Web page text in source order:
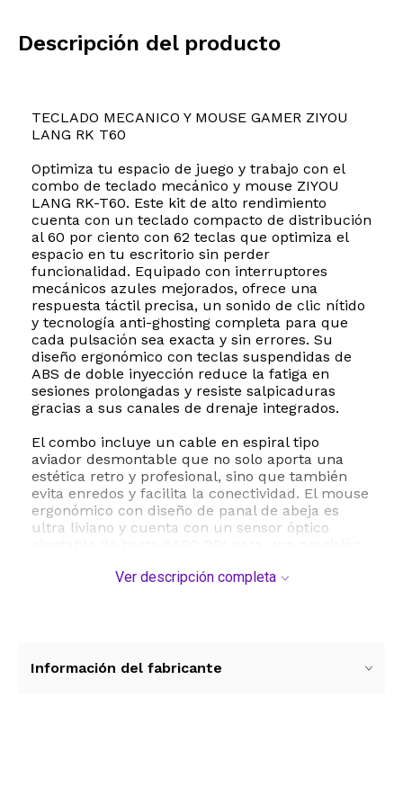
Descripción del producto
TECLADO MECANICO Y MOUSE GAMER ZIYOU
LANG RK T60
Optimiza tu espacio de juego y trabajo con el
combo de teclado mecánico y mouse ZIYOU
LANG RK-T60. Este kit de alto rendimiento
cuenta con un teclado compacto de distribución
al 60 por ciento con 62 teclas que optimiza el
espacio en tu escritorio sin perder
funcionalidad. Equipado con interruptores
mecánicos azules mejorados, ofrece una
respuesta táctil precisa, un sonido de clic nítido
y tecnología anti-ghosting completa para que
cada pulsación sea exacta y sin errores. Su
diseño ergonómico con teclas suspendidas de
ABS de doble inyección reduce la fatiga en
sesiones prolongadas y resiste salpicaduras
gracias a sus canales de drenaje integrados.
El combo incluye un cable en espiral tipo
aviador desmontable que no solo aporta una
estética retro y profesional, sino que también
evita enredos y facilita la conectividad. El mouse
ergonómico con diseño de panal de abeja es
ultra liviano y cuenta con un sensor óptico
dispositivos disponen de una espectacular
consolas de videojuegos mediante su conexión
Ver descripción completa
Información del fabricante